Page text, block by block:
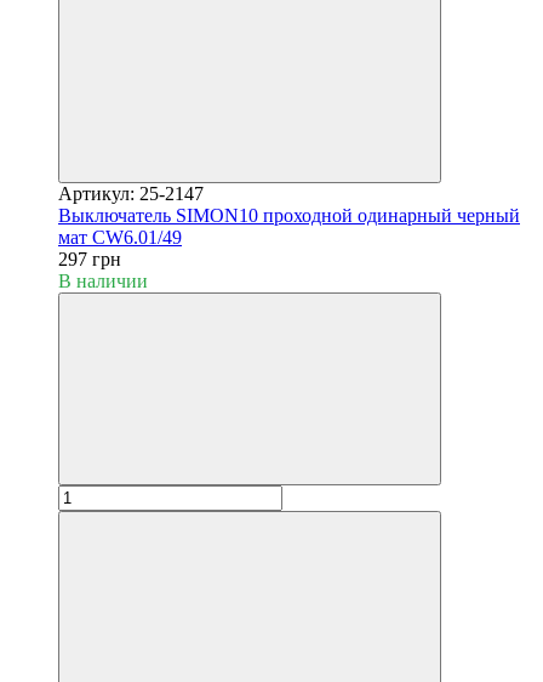
Артикул: 25-2147
Выключатель SIMON10 проходной одинарный черный
мат CW6.01/49
297 грн
В наличии